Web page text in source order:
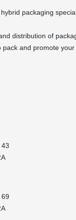
packaging
distribution of
and promote your